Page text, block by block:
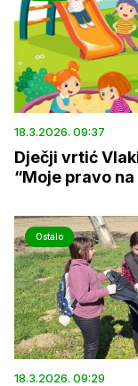
18.3.2026. 09:37
Dječji vrtić
“Moje pravo
Ostalo
18.3.2026. 09:29